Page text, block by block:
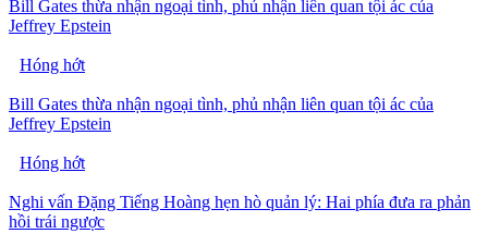
Bill Gates thừa nhận ngoại tình, phủ nhận liên quan tội ác của
Jeffrey Epstein
Hóng hớt
Bill Gates thừa nhận ngoại tình, phủ nhận liên quan tội ác của
Jeffrey Epstein
Hóng hớt
Nghi vấn Đặng Tiếng Hoàng hẹn hò quản lý: Hai phía đưa ra phản
hồi trái ngược